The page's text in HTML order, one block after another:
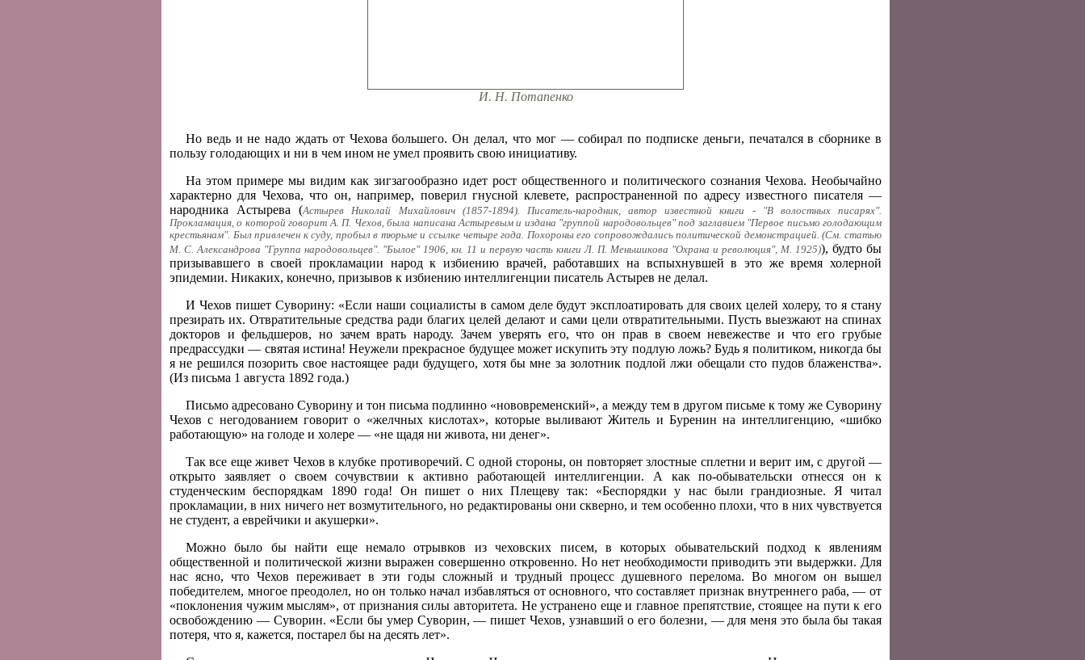
И. Н. Потапенко
Но ведь и не надо ждать от Чехова большего. Он делал, что мог — собирал по подписке деньги, печатался в сборнике в
пользу голодающих и ни в чем ином не умел проявить свою инициативу.
На этом примере мы видим как зигзагообразно идет рост общественного и политического сознания Чехова. Необычайно
характерно для Чехова, что он, например, поверил гнусной клевете, распространенной по адресу известного писателя —
народника Астырева (Астырев Николай Михайлович (1857-1894). Писатель-народник, автор известной книги - "В волостных писарях".
Прокламация, о которой говорит А. П. Чехов, была написана Астыревым и издана "группой народовольцев" под заглавием "Первое письмо голодающим
крестьянам". Был привлечен к суду, пробыл в тюрьме и ссылке четыре года. Похороны его сопровождались политической демонстрацией. (См. статью
М. С. Александрова "Группа народовольцев". "Былое" 1906, кн. 11 и первую часть книги Л. П. Меньшикова "Охрана и революция", М. 1925)), будто бы
призывавшего в своей прокламации народ к избиению врачей, работавших на вспыхнувшей в это же время холерной
эпидемии. Никаких, конечно, призывов к избиению интеллигенции писатель Астырев не делал.
И Чехов пишет Суворину: «Если наши социалисты в самом деле будут эксплоатировать для своих целей холеру, то я стану
презирать их. Отвратительные средства ради благих целей делают и сами цели отвратительными. Пусть выезжают на спинах
докторов и фельдшеров, но зачем врать народу. Зачем уверять его, что он прав в своем невежестве и что его грубые
предрассудки — святая истина! Неужели прекрасное будущее может искупить эту подлую ложь? Будь я политиком, никогда бы
я не решился позорить свое настоящее ради будущего, хотя бы мне за золотник подлой лжи обещали сто пудов блаженства».
(Из письма 1 августа 1892 года.)
Письмо адресовано Суворину и тон письма подлинно «нововременский», а между тем в другом письме к тому же Суворину
Чехов с негодованием говорит о «желчных кислотах», которые выливают Житель и Буренин на интеллигенцию, «шибко
работающую» на голоде и холере — «не щадя ни живота, ни денег».
Так все еще живет Чехов в клубке противоречий. С одной стороны, он повторяет злостные сплетни и верит им, с другой —
открыто заявляет о своем сочувствии к активно работающей интеллигенции. А как по-обывательски отнесся он к
студенческим беспорядкам 1890 года! Он пишет о них Плещеву так: «Беспорядки у нас были грандиозные. Я читал
прокламации, в них ничего нет возмутительного, но редактированы они скверно, и тем особенно плохи, что в них чувствуется
не студент, а еврейчики и акушерки».
Можно было бы найти еще немало отрывков из чеховских писем, в которых обывательский подход к явлениям
общественной и политической жизни выражен совершенно откровенно. Но нет необходимости приводить эти выдержки. Для
нас ясно, что Чехов переживает в эти годы сложный и трудный процесс душевного перелома. Во многом он вышел
победителем, многое преодолел, но он только начал избавляться от основного, что составляет признак внутреннего раба, — от
«поклонения чужим мыслям», от признания силы авторитета. Не устранено еще и главное препятствие, стоящее на пути к его
освобождению — Суворин. «Если бы умер Суворин, — пишет Чехов, узнавший о его болезни, — для меня это была бы такая
потеря, что я, кажется, постарел бы на десять лет».